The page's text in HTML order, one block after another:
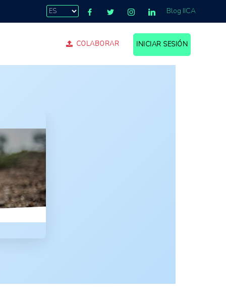
Blog IICA
COLABORAR INICIAR SESIÓN